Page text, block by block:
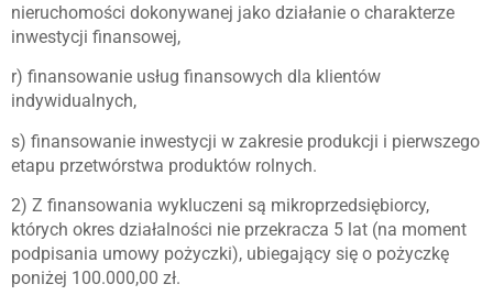
nieruchomości dokonywanej jako działanie o charakterze
inwestycji finansowej,
r) finansowanie usług finansowych dla klientów
indywidualnych,
s) finansowanie inwestycji w zakresie produkcji i pierwszego
etapu przetwórstwa produktów rolnych.
2) Z finansowania wykluczeni są mikroprzedsiębiorcy,
których okres działalności nie przekracza 5 lat (na moment
podpisania umowy pożyczki), ubiegający się o pożyczkę
poniżej 100.000,00 zł.